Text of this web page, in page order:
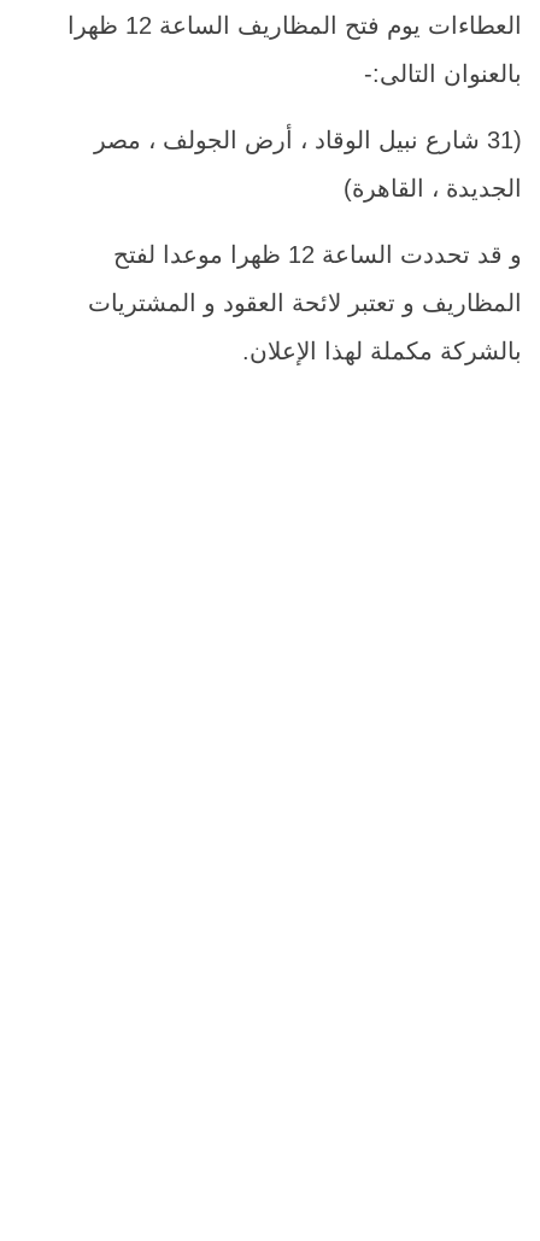
العطاءات يوم فتح المظاريف الساعة 12 ظهرا
بالعنوان التالى:-
(31 شارع نبيل الوقاد ، أرض الجولف ، مصر
الجديدة ، القاهرة)
و قد تحددت الساعة 12 ظهرا موعدا لفتح
المظاريف و تعتبر لائحة العقود و المشتريات
بالشركة مكملة لهذا الإعلان.